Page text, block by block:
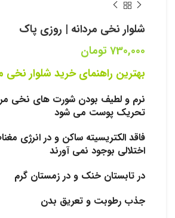
شلوار نخی مردانه | روزی پاک
730,000تومان
بهترین راهنمای خرید شلوار نخی
نرم و لطیف بودن شورت های نخی
تحریک پوست می شود
فاقد الکتریسیته ساکن و در انرژی
اختلالی بوجود نمی آورند
در تابستان خنک و در زمستان گرم
جذب رطوبت و تعریق بدن